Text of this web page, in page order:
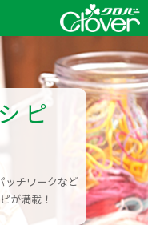
ピ
ッチワークなど
が満載！